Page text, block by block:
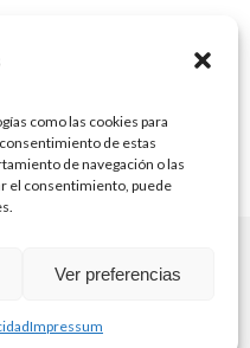
como las cookies para
de estas
de navegación o las
el consentimiento, puede
Ver preferencias
Impressum